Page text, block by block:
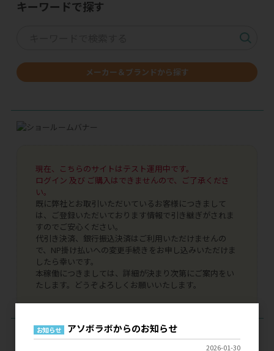
キーワードで探す
メーカー＆ブランドから探す
現在、こちらのサイトはテスト運用中です。
ログイン 及び ご購入はできませんので、ご了承くださ
い。
既に弊社とお取引いただいているお客様につきまして
は、ご登録いただいております情報で引き継ぎがされま
すのでご安心ください。
代引き決済、銀行振込決済はご利用いただけませんの
で、NP掛け払いへの変更手続きをお申し込みいただけま
したら幸いです。
本稼働につきましては、詳細が決まり次第にご案内をい
たします。どうぞよろしくお願いいたします。
ログイン
お知らせ アソボラボからのお知らせ
2026-01-30